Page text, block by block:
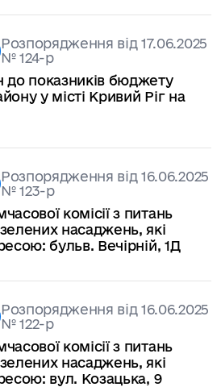
Розпорядження від 17.06.2025
№ 124-р
до показників бюджету
у місті Кривий Ріг на
Розпорядження від 16.06.2025
№ 123-р
комісії з питань
насаджень, які
бульв. Вечірній, 1Д
Розпорядження від 16.06.2025
№ 122-р
комісії з питань
насаджень, які
вул. Козацька, 9